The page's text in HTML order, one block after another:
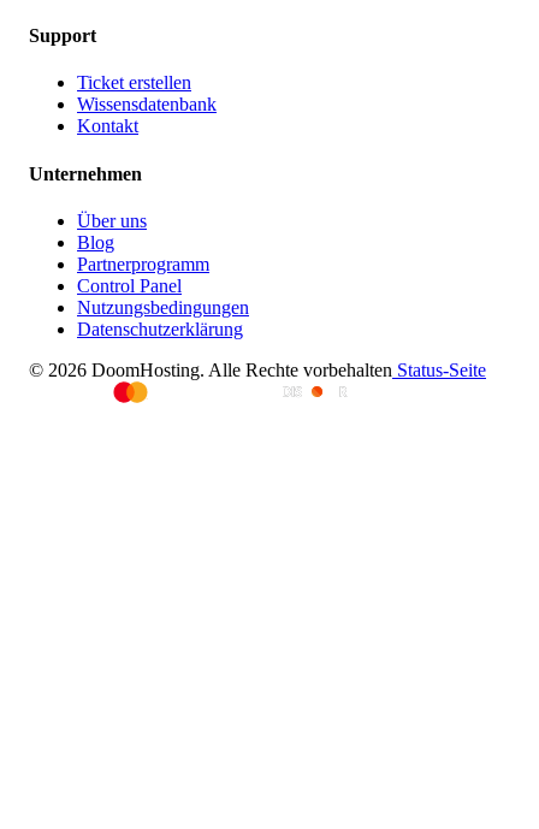
Support
Ticket erstellen
Wissensdatenbank
Kontakt
Unternehmen
Über uns
Blog
Partnerprogramm
Control Panel
Nutzungsbedingungen
Datenschutzerklärung
© 2026 DoomHosting. Alle Rechte vorbehalten Status-Seite